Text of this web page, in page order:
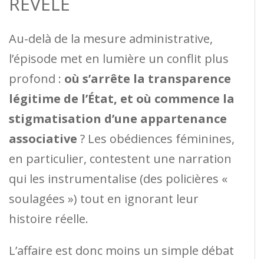
Au-delà de la mesure administrative,
l’épisode met en lumière un conflit plus
profond : où s’arrête la transparence
légitime de l’État, et où commence la
stigmatisation d’une appartenance
associative ? Les obédiences féminines,
en particulier, contestent une narration
qui les instrumentalise (des policières «
soulagées ») tout en ignorant leur
histoire réelle.
L’affaire est donc moins un simple débat